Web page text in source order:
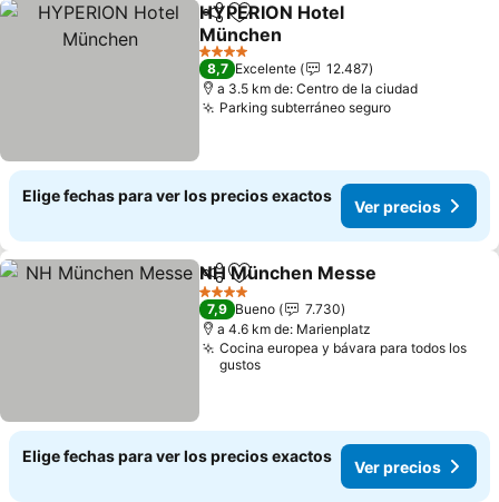
CompartirAgregar a favoritos
HYPERION Hotel
München
Ver precios
4 Estrellas
8,7 Excelente
12.487
a 3.5 km de: Centro de la ciudad
Parking subterráneo seguroVer precios
Elige fechas para ver los precios exactos
Ver precios
CompartirAgregar a favoritos
NH München Messe
4 Estrellas
7,9 Bueno
7.730
a 4.6 km de: Marienplatz
Cocina europea y bávara para todos los
gustos
Elige fechas para ver los precios exactos
Ver precios